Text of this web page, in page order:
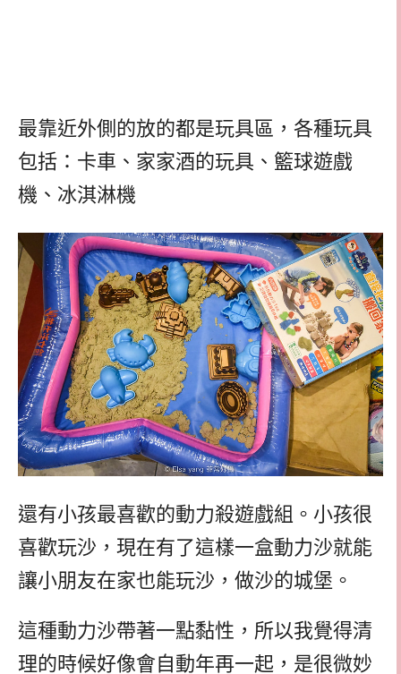
最靠近外側的放的都是玩具區，各種玩具
包括：卡車、家家酒的玩具、籃球遊戲
機、冰淇淋機
還有小孩最喜歡的動力殺遊戲組。小孩很
喜歡玩沙，現在有了這樣一盒動力沙就能
讓小朋友在家也能玩沙，做沙的城堡。
這種動力沙帶著一點黏性，所以我覺得清
理的時候好像會自動年再一起，是很微妙